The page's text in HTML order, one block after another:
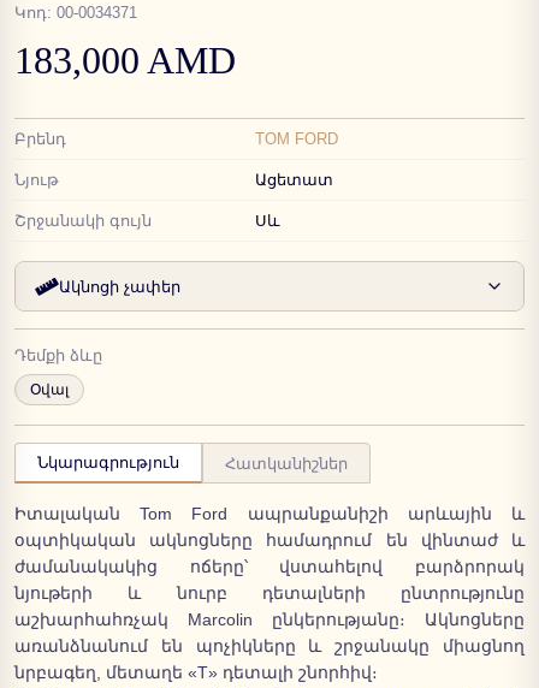
Կոդ: 00-0034371
183,000 AMD
Բրենդ TOM FORD
Նյութ Ացետատ
Շրջանակի գույն Սև
Ակնոցի չափեր
Դեմքի ձևը
Օվալ
Նկարագրություն Հատկանիշներ
Իտալական Tom Ford ապրանքանիշի արևային և
օպտիկական ակնոցները համադրում են վինտաժ և
ժամանակակից ոճերը՝ վստահելով բարձրորակ
նյութերի և նուրբ դետալների ընտրությունը
աշխարհահռչակ Marcolin ընկերությանը։ Ակնոցները
առանձնանում են պոչիկները և շրջանակը միացնող
նրբագեղ, մետաղե «T» դետալի շնորհիվ։